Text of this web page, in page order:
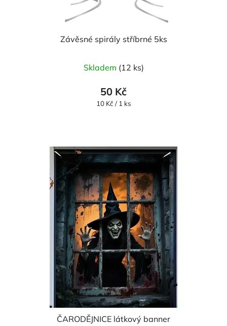
Závěsné spirály stříbrné 5ks
Skladem (12 ks)
50 Kč
Měrná
10 Kč / 1 ks
ČARODĚJNICE látkový banner